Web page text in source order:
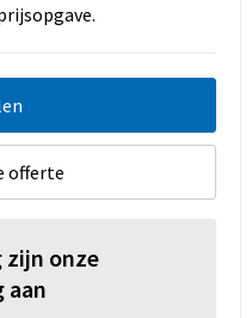
offerte
zijn onze
aan